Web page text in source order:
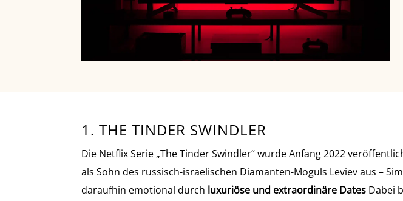
1. THE TINDER SWINDLER
Die Netflix Serie „The Tinder Swindler“ wurde Anfang 2022
als Sohn des russisch-israelischen Diamanten-Moguls Leviev aus –
daraufhin emotional durch luxuriöse und extraordinäre Dates Dabei